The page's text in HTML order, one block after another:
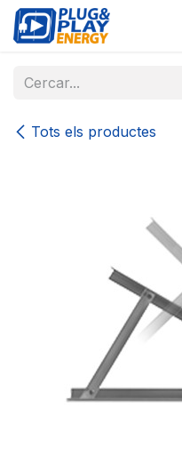
Skip to Content
Tots els productes